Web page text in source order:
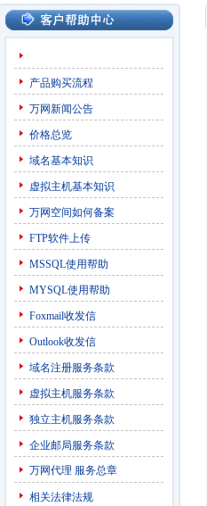
产品购买流程
万网新闻公告
价格总览
域名基本知识
虚拟主机基本知识
万网空间如何备案
FTP软件上传
MSSQL使用帮助
MYSQL使用帮助
Foxmail收发信
Outlook收发信
域名注册服务条款
虚拟主机服务条款
独立主机服务条款
企业邮局服务条款
万网代理 服务总章
相关法律法规